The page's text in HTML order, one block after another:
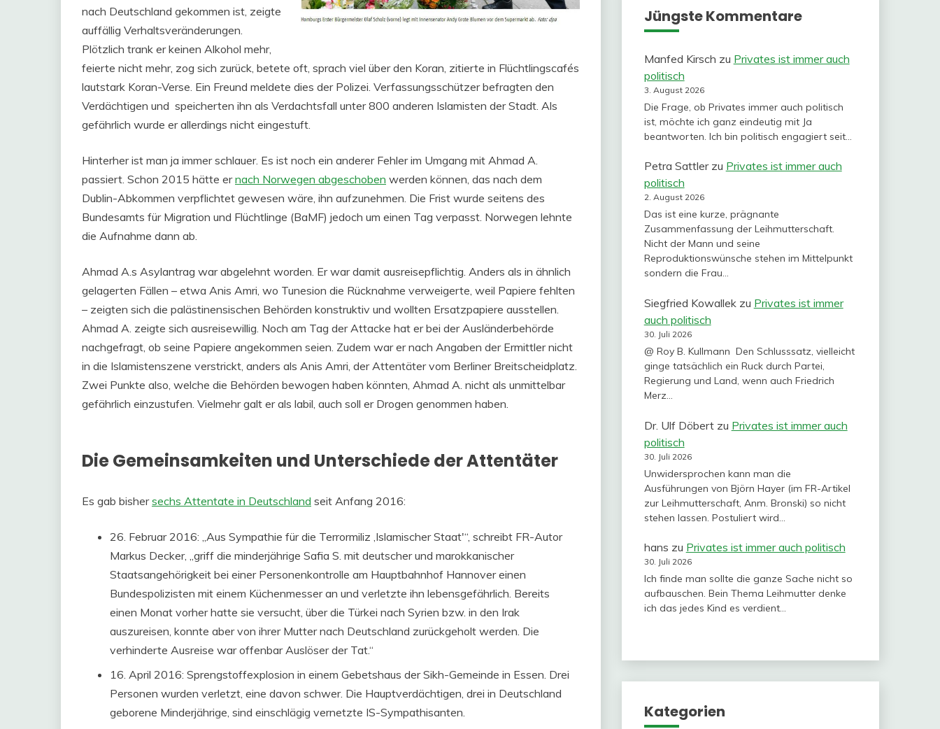
nach Deutschland gekommen ist, zeigte
auffällig Verhaltsveränderungen.
Plötzlich trank er keinen Alkohol mehr,
feierte nicht mehr, zog sich zurück, betete oft, sprach viel über den Koran, zitierte in Flüchtlingscafés
lautstark Koran-Verse. Ein Freund meldete dies der Polizei. Verfassungsschützer befragten den
Verdächtigen und speicherten ihn als Verdachtsfall unter 800 anderen Islamisten der Stadt. Als
gefährlich wurde er allerdings nicht eingestuft.
Hinterher ist man ja immer schlauer. Es ist noch ein anderer Fehler im Umgang mit Ahmad A.
passiert. Schon 2015 hätte ernach Norwegen abgeschoben werden können, das nach dem
Dublin-Abkommen verpflichtet gewesen wäre, ihn aufzunehmen. Die Frist wurde seitens des
Bundesamts für Migration und Flüchtlinge (BaMF) jedoch um einen Tag verpasst. Norwegen lehnte
die Aufnahme dann ab.
Ahmad A.s Asylantrag war abgelehnt worden. Er war damit ausreisepflichtig. Anders als in ähnlich
gelagerten Fällen – etwa Anis Amri, wo Tunesion die Rücknahme verweigerte, weil Papiere fehlten
– zeigten sich die palästinensischen Behörden konstruktiv und wollten Ersatzpapiere ausstellen.
Ahmad A. zeigte sich ausreisewillig. Noch am Tag der Attacke hat er bei der Ausländerbehörde
nachgefragt, ob seine Papiere angekommen seien. Zudem war er nach Angaben der Ermittler nicht
in die Islamistenszene verstrickt, anders als Anis Amri, der Attentäter vom Berliner Breitscheidplatz.
Zwei Punkte also, welche die Behörden bewogen haben könnten, Ahmad A. nicht als unmittelbar
gefährlich einzustufen. Vielmehr galt er als labil, auch soll er Drogen genommen haben.
Die Gemeinsamkeiten und Unterschiede der Attentäter
Es gab bishersechs Attentate in Deutschland seit Anfang 2016:
26. Februar 2016: „Aus Sympathie für die Terrormiliz ‚Islamischer Staat'“, schreibt FR-Autor
Markus Decker, „griff die minderjährige Safia S. mit deutscher und marokkanischer
Staatsangehörigkeit bei einer Personenkontrolle am Hauptbahnhof Hannover einen
Bundespolizisten mit einem Küchenmesser an und verletzte ihn lebensgefährlich. Bereits
einen Monat vorher hatte sie versucht, über die Türkei nach Syrien bzw. in den Irak
auszureisen, konnte aber von ihrer Mutter nach Deutschland zurückgeholt werden. Die
verhinderte Ausreise war offenbar Auslöser der Tat.“
16. April 2016: Sprengstoffexplosion in einem Gebetshaus der Sikh-Gemeinde in Essen. Drei
Personen wurden verletzt, eine davon schwer. Die Hauptverdächtigen, drei in Deutschland
geborene Minderjährige, sind einschlägig vernetzte IS-Sympathisanten.
Jüngste Kommentare
Manfed Kirsch zu Privates ist immer auch
politisch
3. August 2026
Die Frage, ob Privates immer auch politisch
ist, möchte ich ganz eindeutig mit Ja
beantworten. Ich bin politisch engagiert seit…
Petra Sattlerzu Privates ist immer auch
politisch
2. August 2026
Das ist eine kurze, prägnante
Zusammenfassung der Leihmutterschaft.
Nicht der Mann und seine
Reproduktionswünsche stehen im Mittelpunkt
sondern die Frau…
Siegfried Kowallekzu Privates ist immer
auch politisch
30. Juli 2026
@ Roy B. Kullmann Den Schlusssatz, vielleicht
ginge tatsächlich ein Ruck durch Partei,
Regierung und Land, wenn auch Friedrich
Merz…
Dr. Ulf Döbertzu Privates ist immer auch
politisch
30. Juli 2026
Unwidersprochen kann man die
Ausführungen von Björn Hayer (im FR-Artikel
zur Leihmutterschaft, Anm. Bronski) so nicht
stehen lassen. Postuliert wird…
hans zu Privates ist immer auch politisch
30. Juli 2026
Ich finde man sollte die ganze Sache nicht so
aufbauschen. Bein Thema Leihmutter denke
ich das jedes Kind es verdient…
Kategorien